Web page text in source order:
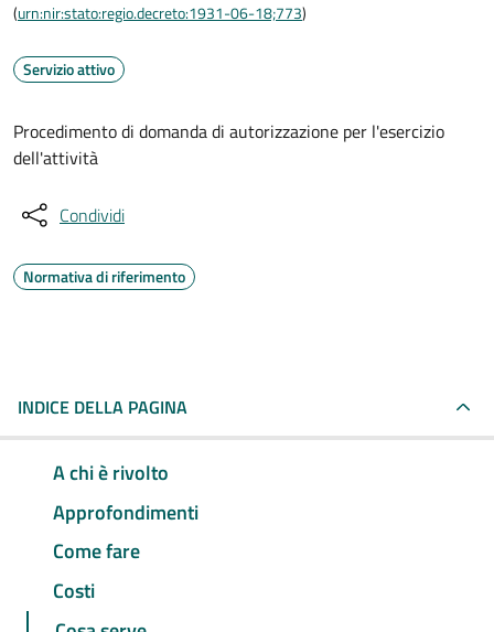
(urn:nir:stato:regio.decreto:1931-06-18;773)
Servizio attivo
Procedimento di domanda di autorizzazione per l'esercizio
dell'attività
Condividi
Normativa di riferimento
INDICE DELLA PAGINA
A chi è rivolto
Approfondimenti
Come fare
Costi